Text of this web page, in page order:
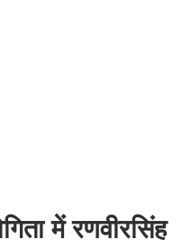
में रणवीरसिंह